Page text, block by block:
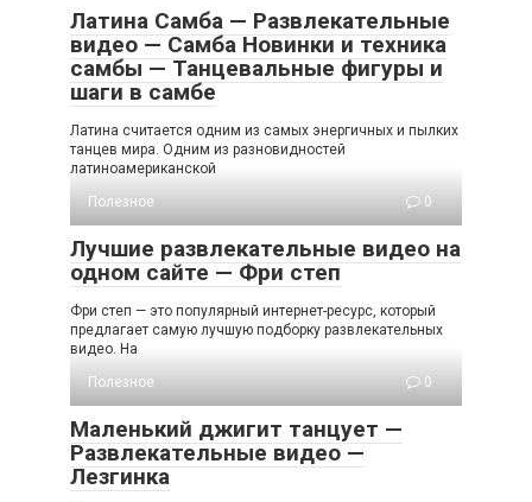
Латина Самба — Развлекательные
видео — Самба Новинки и техника
самбы — Танцевальные фигуры и
шаги в самбе
Латина считается одним из самых энергичных и пылких
танцев мира. Одним из разновидностей
латиноамериканской
Полезное
0
Лучшие развлекательные видео на
одном сайте — Фри степ
Фри степ — это популярный интернет-ресурс, который
предлагает самую лучшую подборку развлекательных
видео. На
Полезное
0
Маленький джигит танцует —
Развлекательные видео —
Лезгинка